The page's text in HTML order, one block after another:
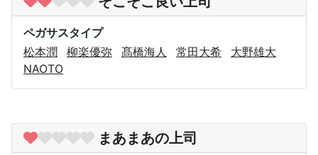
ペガサスタイプ
松本潤
柳楽優弥 髙橋海人 常田大希
大野雄大
NAOTO
まあまあの上司